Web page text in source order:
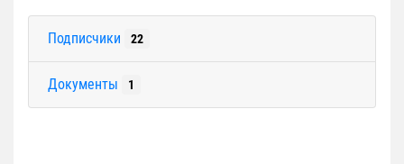
Подписчики 22
Документы 1